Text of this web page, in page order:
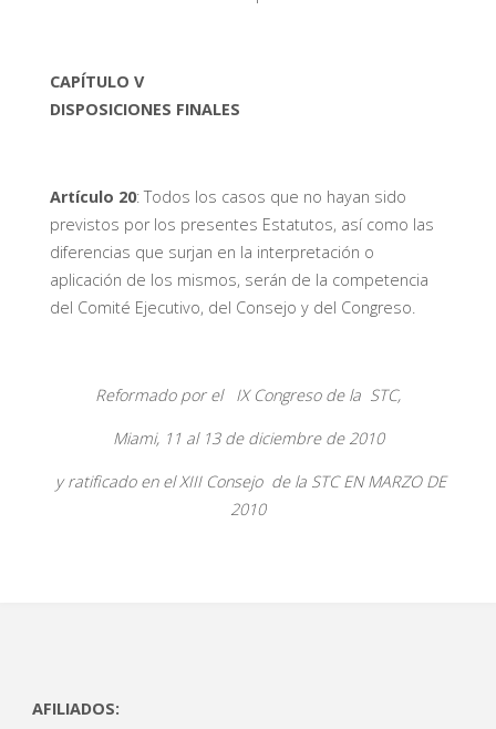
CAPÍTULO V
DISPOSICIONES FINALES
Artículo 20: Todos los casos que no hayan sido
previstos por los presentes Estatutos, así como las
diferencias que surjan en la interpretación o
aplicación de los mismos, serán de la competencia
del Comité Ejecutivo, del Consejo y del Congreso.
Reformado por el IX Congreso de la STC,
Miami, 11 al 13 de diciembre de 2010
y ratificado en el XIII Consejo de la STC EN MARZO DE
2010
AFILIADOS: